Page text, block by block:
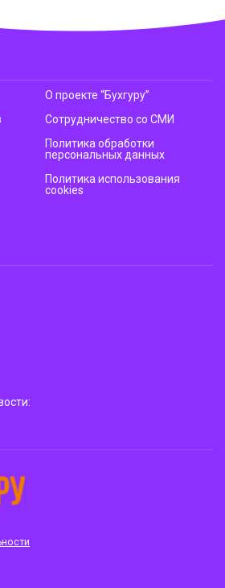
О проекте “Бухгуру”
Сотрудничество со СМИ
Политика обработки
персональных данных
Политика использования
cookies